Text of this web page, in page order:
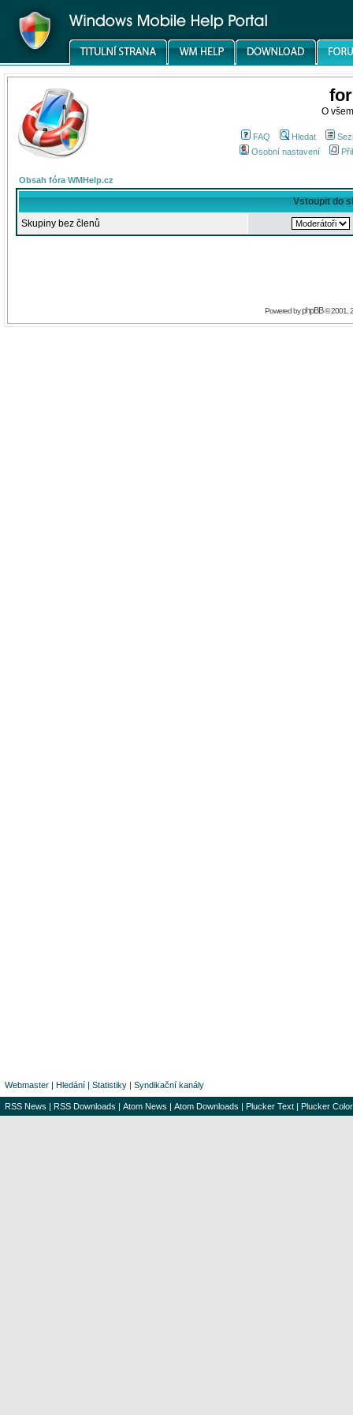
O
FAQ Hledat
Osobní nastavení
Obsah fóra WMHelp.cz
Vstoupit do
Skupiny bez členů
Powered byphpBB© 2001,
Webmaster | Hledání | Statistiky | Syndikační kanály
RSS News | RSS Downloads | Atom News | Atom Downloads | Plucker Text | Plucker Color